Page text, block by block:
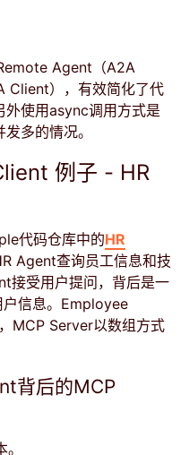
Agent（A2A
Client），有效简化了代
外使用async调用方式是
多的情况。
例子 - HR
代码仓库中的HR
Agent查询员工信息和技
接受用户提问，背后是一
信息。Employee
MCP Server以数组方式
背后的MCP